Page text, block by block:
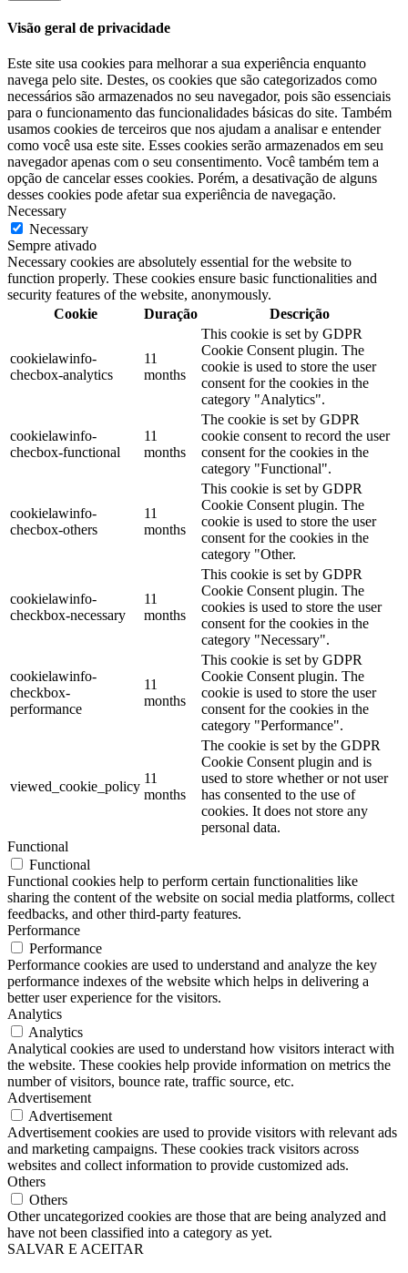
Visão geral de privacidade
Este site usa cookies para melhorar a sua experiência enquanto
navega pelo site. Destes, os cookies que são categorizados como
necessários são armazenados no seu navegador, pois são essenciais
para o funcionamento das funcionalidades básicas do site. Também
usamos cookies de terceiros que nos ajudam a analisar e entender
como você usa este site. Esses cookies serão armazenados em seu
navegador apenas com o seu consentimento. Você também tem a
opção de cancelar esses cookies. Porém, a desativação de alguns
desses cookies pode afetar sua experiência de navegação.
Necessary
Necessary
Sempre ativado
Necessary cookies are absolutely essential for the website to
function properly. These cookies ensure basic functionalities and
security features of the website, anonymously.
Cookie
Duração Descrição
cookielawinfo-
checbox-analytics
11
months
This cookie is set by GDPR
Cookie Consent plugin. The
cookie is used to store the user
consent for the cookies in the
category "Analytics".
cookielawinfo-
checbox-functional
11
months
The cookie is set by GDPR
cookie consent to record the user
consent for the cookies in the
category "Functional".
cookielawinfo-
checbox-others
11
months
This cookie is set by GDPR
Cookie Consent plugin. The
cookie is used to store the user
consent for the cookies in the
category "Other.
cookielawinfo-
checkbox-necessary
11
months
This cookie is set by GDPR
Cookie Consent plugin. The
cookies is used to store the user
consent for the cookies in the
category "Necessary".
cookielawinfo-
checkbox-
performance
11
months
This cookie is set by GDPR
Cookie Consent plugin. The
cookie is used to store the user
consent for the cookies in the
category "Performance".
viewed_cookie_policy
11
months
The cookie is set by the GDPR
Cookie Consent plugin and is
used to store whether or not user
has consented to the use of
cookies. It does not store any
personal data.
Functional
Functional
Functional cookies help to perform certain functionalities like
sharing the content of the website on social media platforms, collect
feedbacks, and other third-party features.
Performance
Performance
Performance cookies are used to understand and analyze the key
performance indexes of the website which helps in delivering a
better user experience for the visitors.
Analytics
Analytics
Analytical cookies are used to understand how visitors interact with
the website. These cookies help provide information on metrics the
number of visitors, bounce rate, traffic source, etc.
Advertisement
Advertisement
Advertisement cookies are used to provide visitors with relevant ads
and marketing campaigns. These cookies track visitors across
websites and collect information to provide customized ads.
Others
Others
Other uncategorized cookies are those that are being analyzed and
have not been classified into a category as yet.
SALVAR E ACEITAR